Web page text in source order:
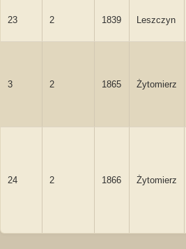
23 2 1839 Leszczyn
3 2 1865 Żytomierz
24 2 1866 Żytomierz